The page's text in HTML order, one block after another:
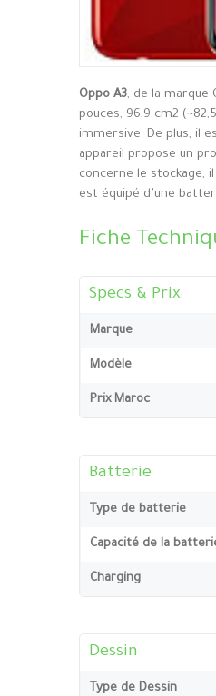
Oppo A3, de la marque
pouces, 96,9 cm2
immersive. De plus, il
appareil propose un
concerne le stockage,
est équipé d’une
Fiche
Specs & Prix
Marque
Modèle
Prix Maroc
Batterie
Type de batterie
Capacité de la
Charging
Dessin
Type de Dessin